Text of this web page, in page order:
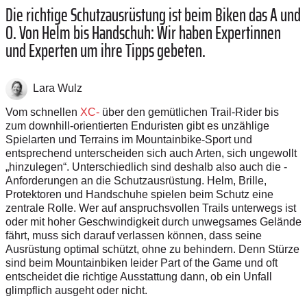
Die richtige Schutzausrüstung ist beim Biken das A und
O. Von Helm bis Handschuh: Wir haben Expertinnen
und Experten um ihre Tipps gebeten.
Lara Wulz
Vom schnellen XC- über den gemütlichen Trail-Rider bis
zum downhill-orientierten Enduristen gibt es unzählige
Spielarten und Terrains im Mountainbike-Sport und
entsprechend unterscheiden sich auch Arten, sich ungewollt
„hinzulegen“. Unterschiedlich sind deshalb also auch die ­
Anforderungen an die Schutz­­­aus­­rüstung. Helm, Brille,
Protektoren und Handschuhe spielen beim Schutz eine
zentrale Rolle. Wer auf anspruchsvollen Trails unterwegs ist
oder mit hoher Geschwindigkeit durch unwegsames Gelände
fährt, muss sich darauf verlassen können, dass seine
Ausrüstung optimal schützt, ohne zu behindern. Denn Stürze
sind beim Mountainbiken leider Part of the Game und oft
entscheidet die richtige Ausstattung dann, ob ein Unfall
glimpflich ausgeht oder nicht.